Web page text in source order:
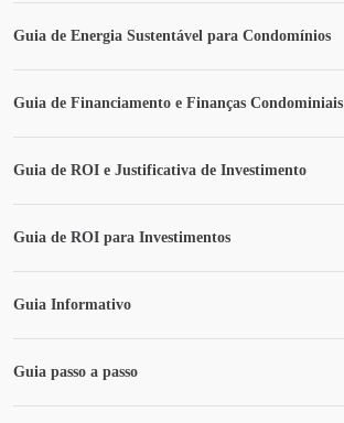
Guia de Energia Sustentável para Condomínios
Guia de Financiamento e Finanças Condominiais
Guia de ROI e Justificativa de Investimento
Guia de ROI para Investimentos
Guia Informativo
Guia passo a passo